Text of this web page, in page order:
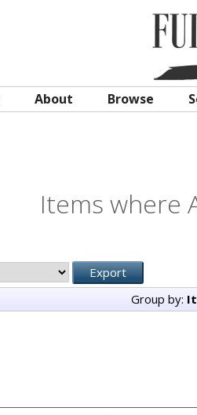
About Browse
Items where
Group by: